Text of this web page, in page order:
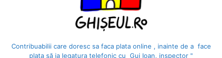
Contribuabilii care doresc sa faca plata online , inainte de a face
plata să ia legatura telefonic cu Gui Ioan, inspector "